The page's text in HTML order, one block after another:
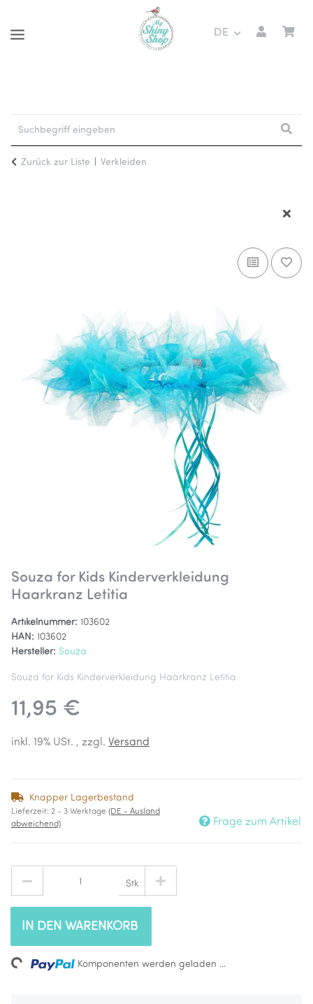
DE
Zurück zur Liste Verkleiden
Souza for Kids Kinderverkleidung
Haarkranz Letitia
Artikelnummer: 103602
HAN: 103602
Hersteller: Souza
Souza for Kids Kinderverkleidung Haarkranz Letitia
11,95 €
inkl. 19% USt. , zzgl. Versand
Knapper Lagerbestand
Lieferzeit: 2 - 3 Werktage (DE - Ausland
abweichend)
Frage zum Artikel
Stk
IN DEN WARENKORB
Komponenten werden geladen ...